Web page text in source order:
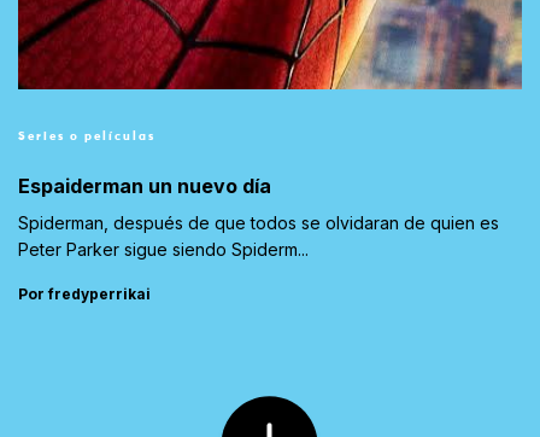
Series o películas
Espaiderman un nuevo día
Spiderman, después de que todos se olvidaran de quien es
Peter Parker sigue siendo Spiderm...
Por fredyperrikai